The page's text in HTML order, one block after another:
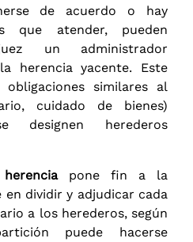
de acuerdo o hay
que atender, pueden
un administrador
herencia yacente. Este
obligaciones similares al
cuidado de bienes)
designen herederos
pone fin a la
en dividir y adjudicar cada
a los herederos, según
puede hacerse